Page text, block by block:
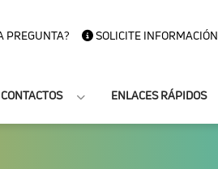
PREGUNTA? SOLICITE INFORMACIÓN
CONTACTOS ENLACES RÁPIDOS